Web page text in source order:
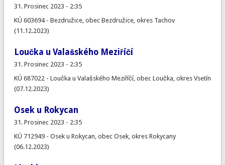
31. Prosinec 2023 - 2:35
KÚ 603694 - Bezdružice, obec Bezdružice, okres Tachov
(11.12.2023)
Loučka u Valašského Meziříčí
31. Prosinec 2023 - 2:35
KÚ 687022 - Loučka u Valašského Meziříčí, obec Loučka, okres Vsetín
(07.12.2023)
Osek u Rokycan
31. Prosinec 2023 - 2:35
KÚ 712949 - Osek u Rokycan, obec Osek, okres Rokycany
(06.12.2023)